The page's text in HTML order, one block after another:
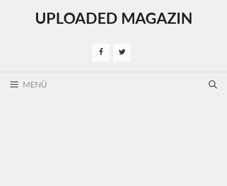
UPLOADED MAGAZIN
MENÜ